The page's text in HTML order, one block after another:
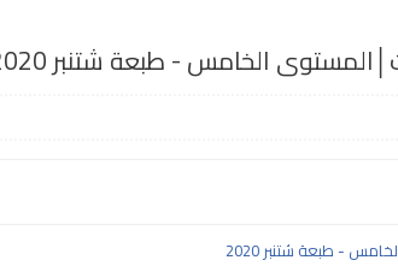
الخامس - طبعة شتنبر 2020
- طبعة شتنبر 2020